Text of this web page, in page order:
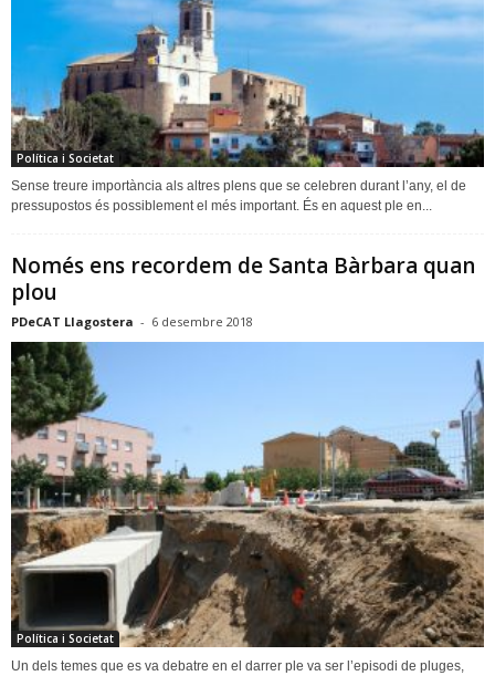
Política i Societat
Sense treure importància als altres plens que se celebren durant l’any, el de
pressupostos és possiblement el més important. És en aquest ple en...
Només ens recordem de Santa Bàrbara quan
plou
PDeCAT Llagostera - 6 desembre 2018
Política i Societat
Un dels temes que es va debatre en el darrer ple va ser l’episodi de pluges,